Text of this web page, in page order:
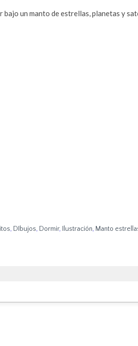
un manto de estrellas, planetas y
, DIbujos, Dormir, Ilustración, Manto